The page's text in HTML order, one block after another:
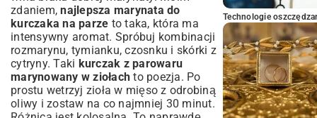
zdaniem,najlepsza marynata do
kurczaka na parze to taka, która ma
intensywny aromat. Spróbuj kombinacji
rozmarynu, tymianku, czosnku i skórki z
cytryny. Taki kurczak z parowaru
marynowany w ziołach to poezja. Po
prostu wetrzyj zioła w mięso z odrobiną
oliwy i zostaw na co najmniej 30 minut.
Technologie